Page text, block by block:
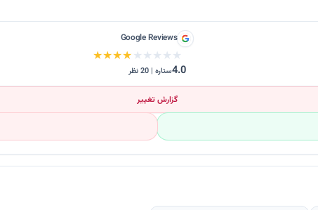
Google Reviews
★★★★★
★★★★★
4.0ستاره | 20 نظر
گزارش تغییر